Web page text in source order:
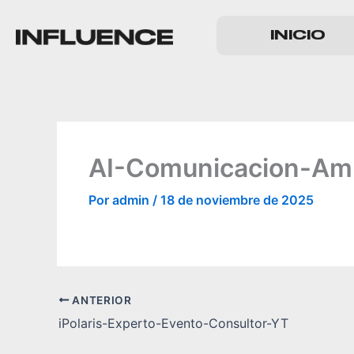
INICIO
AI-Comunicacion-
Por admin / 18 de noviembre de 2025
ANTERIOR
iPolaris-Experto-Evento-Consultor-YT